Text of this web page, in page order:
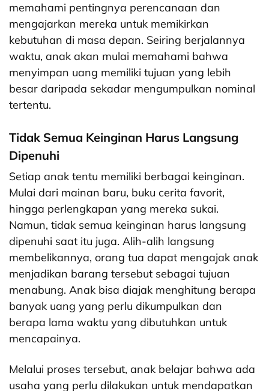
memahami pentingnya perencanaan dan
mengajarkan mereka untuk memikirkan
kebutuhan di masa depan. Seiring berjalannya
waktu, anak akan mulai memahami bahwa
menyimpan uang memiliki tujuan yang lebih
besar daripada sekadar mengumpulkan nominal
tertentu.
Tidak Semua Keinginan Harus Langsung
Dipenuhi
Setiap anak tentu memiliki berbagai keinginan.
Mulai dari mainan baru, buku cerita favorit,
hingga perlengkapan yang mereka sukai.
Namun, tidak semua keinginan harus langsung
dipenuhi saat itu juga. Alih-alih langsung
membelikannya, orang tua dapat mengajak anak
menjadikan barang tersebut sebagai tujuan
menabung. Anak bisa diajak menghitung berapa
banyak uang yang perlu dikumpulkan dan
berapa lama waktu yang dibutuhkan untuk
mencapainya.
Melalui proses tersebut, anak belajar bahwa ada
usaha yang perlu dilakukan untuk mendapatkan